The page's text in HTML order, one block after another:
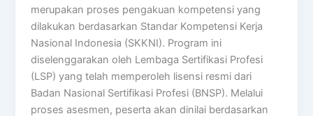
merupakan proses pengakuan kompetensi yang
dilakukan berdasarkan Standar Kompetensi Kerja
Nasional Indonesia (SKKNI). Program ini
diselenggarakan oleh Lembaga Sertifikasi Profesi
(LSP) yang telah memperoleh lisensi resmi dari
Badan Nasional Sertifikasi Profesi (BNSP). Melalui
proses asesmen, peserta akan dinilai berdasarkan